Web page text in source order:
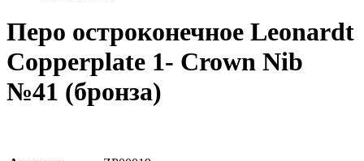
Перо остроконечное Leonardt
Copperplate 1- Crown Nib
№41 (бронза)